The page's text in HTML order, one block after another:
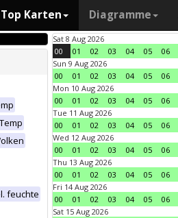
Top Karten Diagramme
feuchte
Sat 8 Aug 2026
00
01 02 03 04 05 06
Sun 9 Aug 2026
00
01 02 03 04 05 06
Mon 10 Aug 2026
00
01 02 03 04 05 06
Tue 11 Aug 2026
00
01 02 03 04 05 06
Wed 12 Aug 2026
00
01 02 03 04 05 06
Thu 13 Aug 2026
00
01 02 03 04 05 06
Fri 14 Aug 2026
00
01 02 03 04 05 06
Sat 15 Aug 2026